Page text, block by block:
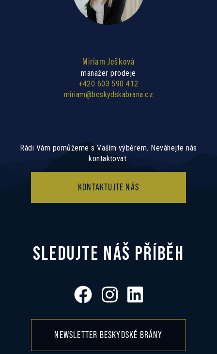
Miriam Ješková
manažer prodeje
+420 603 590 412
miriam@beskydskabrana.cz
Rádi Vám pomůžeme s Vaším výběrem. Neváhejte nás
kontaktovat.
KONTAKTUJTE NÁS
SLEDUJTE NÁŠ PŘÍBĚH
NEWSLETTER BESKYDSKÉ BRÁNY